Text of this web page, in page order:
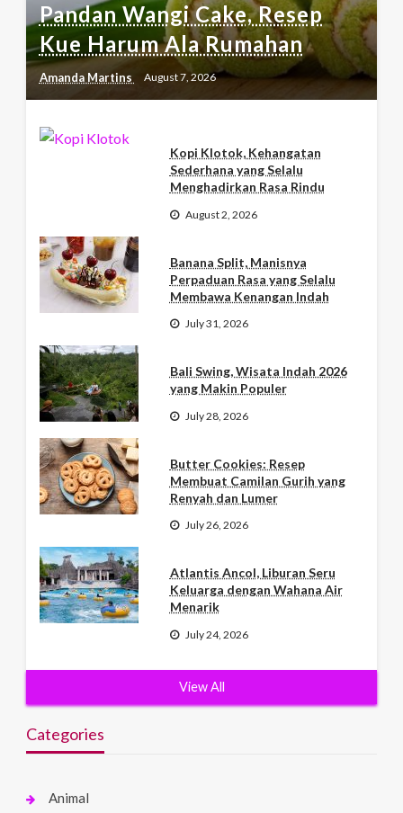
Pandan Wangi Cake, Resep
Kue Harum Ala Rumahan
Amanda Martins August 7, 2026
Kopi Klotok, Kehangatan
Sederhana yang Selalu
Menghadirkan Rasa Rindu
August 2, 2026
Banana Split, Manisnya
Perpaduan Rasa yang Selalu
Membawa Kenangan Indah
July 31, 2026
Bali Swing, Wisata Indah 2026
yang Makin Populer
July 28, 2026
Butter Cookies: Resep
Membuat Camilan Gurih yang
Renyah dan Lumer
July 26, 2026
Atlantis Ancol, Liburan Seru
Keluarga dengan Wahana Air
Menarik
July 24, 2026
View All
Categories
Animal